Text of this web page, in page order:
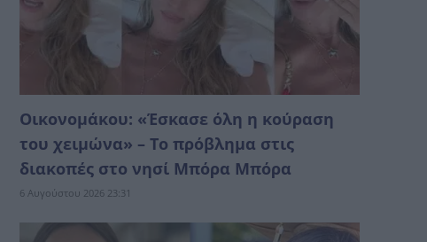
Οικονομάκου: «Έσκασε όλη η κούραση
του χειμώνα» – Το πρόβλημα στις
διακοπές στο νησί Μπόρα Μπόρα
6 Αυγούστου 2026 23:31